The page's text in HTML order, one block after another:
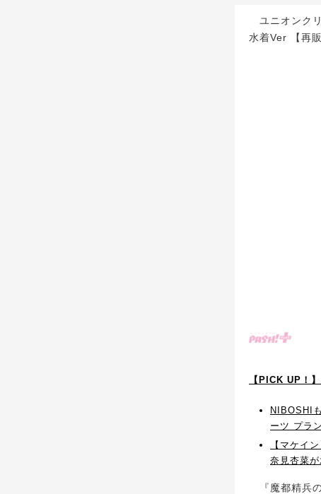
ユニオンク
水着Ver 【再
【PICK UP！
NIBOSHI
ーツ プラ
【マケイ
奈見杏菜
『魔都精兵